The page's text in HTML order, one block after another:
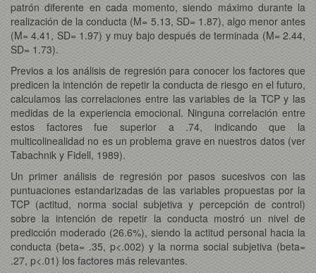
patrón diferente en cada momento, siendo máximo durante la
realización de la conducta (M= 5.13, SD= 1.87), algo menor antes
(M= 4.41, SD= 1.97) y muy bajo después de terminada (M= 2.44,
SD= 1.73).
Previos a los análisis de regresión para conocer los factores que
predicen la intención de repetir la conducta de riesgo en el futuro,
calculamos las correlaciones entre las variables de la TCP y las
medidas de la experiencia emocional. Ninguna correlación entre
estos factores fue superior a .74, indicando que la
multicolinealidad no es un problema grave en nuestros datos (ver
Tabachnik y Fidell, 1989).
Un primer análisis de regresión por pasos sucesivos con las
puntuaciones estandarizadas de las variables propuestas por la
TCP (actitud, norma social subjetiva y percepción de control)
sobre la intención de repetir la conducta mostró un nivel de
predicción moderado (26.6%), siendo la actitud personal hacia la
conducta (beta= .35, p<.002) y la norma social subjetiva (beta=
.27, p<.01) los factores más relevantes.